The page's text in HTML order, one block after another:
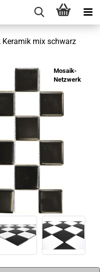
mix schwarz
Mosaik-
Netzwerk